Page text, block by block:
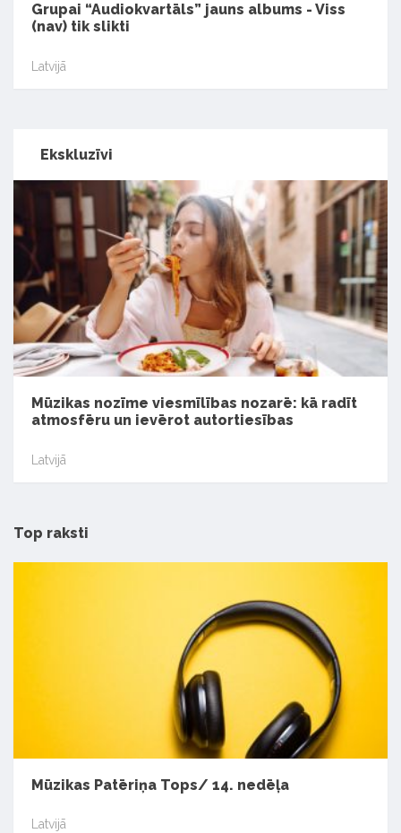
Grupai “Audiokvartāls” jauns albums - Viss
(nav) tik slikti
Latvijā
Ekskluzīvi
Mūzikas nozīme viesmīlības nozarē: kā radīt
atmosfēru un ievērot autortiesības
Latvijā
Top raksti
Mūzikas Patēriņa Tops/ 14. nedēļa
Latvijā